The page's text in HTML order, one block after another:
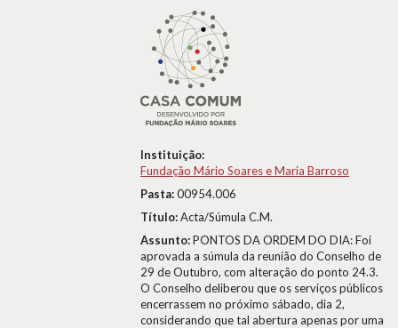
Instituição:
Fundação Mário Soares e Maria Barroso
Pasta:00954.006
Título:Acta/Súmula C.M.
Assunto:PONTOS DA ORDEM DO DIA: Foi
aprovada a súmula da reunião do Conselho de
29 de Outubro, com alteração do ponto 24.3.
O Conselho deliberou que os serviços públicos
encerrassem no próximo sábado, dia 2,
considerando que tal abertura apenas por uma